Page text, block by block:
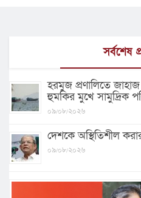
সর্বশেষ
হরমুজ প্রণালিতে
হুমকির মুখে সামুদ্রিক
০৯/০৮/২০২৬
দেশকে অস্থিতিশীল
০৯/০৮/২০২৬